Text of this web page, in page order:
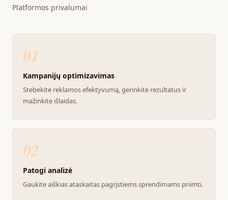
Platformos privalumai
01
Kampanijų optimizavimas
Stebėkite reklamos efektyvumą, gerinkite rezultatus ir
mažinkite išlaidas.
02
Patogi analizė
Gaukite aiškias ataskaitas pagrįstiems sprendimams priimti.